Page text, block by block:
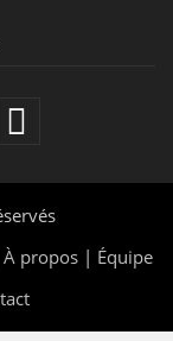
À propos | Équipe